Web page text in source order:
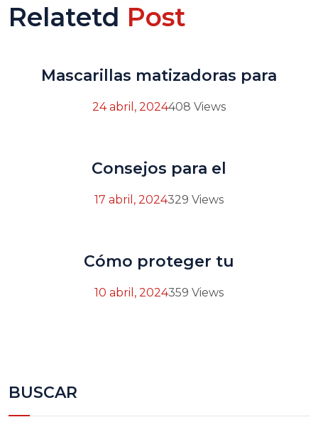
Relatetd Post
Mascarillas matizadoras para
24 abril, 2024408 Views
Consejos para el
17 abril, 2024329 Views
Cómo proteger tu
10 abril, 2024359 Views
BUSCAR